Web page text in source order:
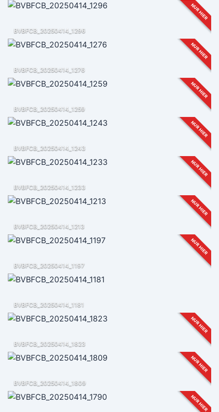
NUR HIER
BVBFCB_20250414_1296
NUR HIER
BVBFCB_20250414_1276
NUR HIER
BVBFCB_20250414_1259
NUR HIER
BVBFCB_20250414_1243
NUR HIER
BVBFCB_20250414_1233
NUR HIER
BVBFCB_20250414_1213
NUR HIER
BVBFCB_20250414_1197
BVBFCB_20250414_1181
NUR HIER
BVBFCB_20250414_1823
NUR HIER
BVBFCB_20250414_1809
NUR HIER